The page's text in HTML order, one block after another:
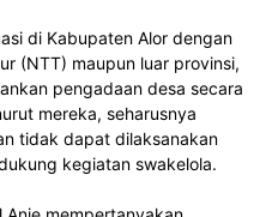
di Kabupaten Alor dengan
(NTT) maupun luar provinsi,
pengadaan desa secara
mereka, seharusnya
tidak dapat dilaksanakan
kegiatan swakelola.